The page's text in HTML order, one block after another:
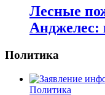
Лесные
Анджелес:
Политика
Политика